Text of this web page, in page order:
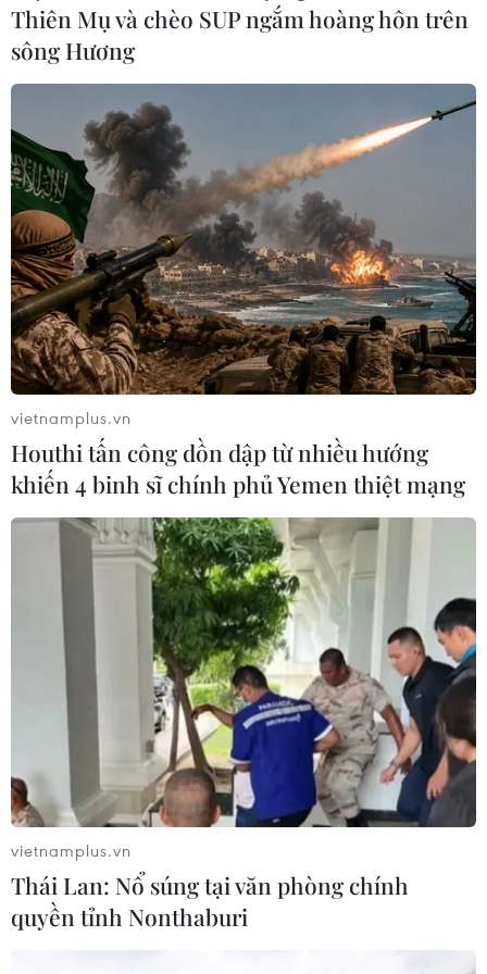
Thiên Mụ và chèo SUP ngắm hoàng hôn trên
sông Hương
vietnamplus.vn
Houthi tấn công dồn dập từ nhiều hướng
khiến 4 binh sĩ chính phủ Yemen thiệt mạng
vietnamplus.vn
Thái Lan: Nổ súng tại văn phòng chính
quyền tỉnh Nonthaburi